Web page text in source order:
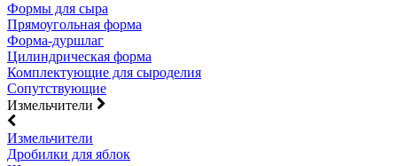
Формы для сыра
Прямоугольная форма
Форма-дуршлаг
Цилиндрическая форма
Комплектующие для сыроделия
Сопутствующие
Измельчители
Измельчители
Дробилки для яблок